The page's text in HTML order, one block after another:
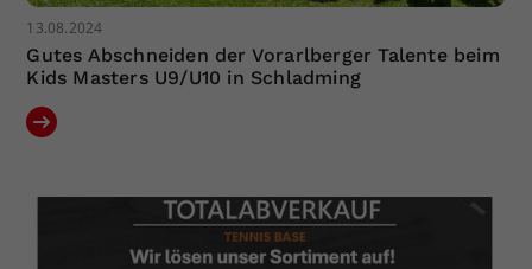
13.08.2024
Gutes Abschneiden der Vorarlberger Talente beim
Kids Masters U9/U10 in Schladming